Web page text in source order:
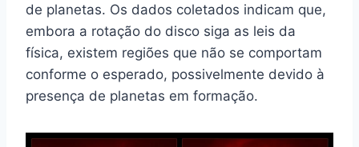
de planetas. Os dados coletados indicam que,
embora a rotação do disco siga as leis da
física, existem regiões que não se comportam
conforme o esperado, possivelmente devido à
presença de planetas em formação.